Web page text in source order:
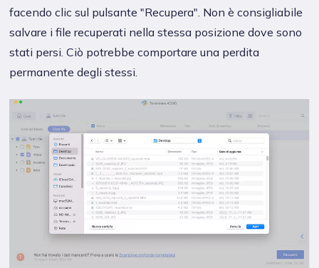
facendo clic sul pulsante "Recupera". Non è consigliabile
salvare i file recuperati nella stessa posizione dove sono
stati persi. Ciò potrebbe comportare una perdita
permanente degli stessi.